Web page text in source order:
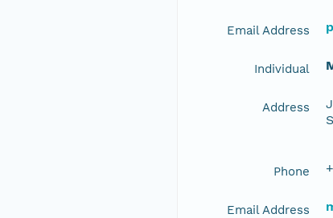
Email Address
Individual
Address
Phone
Email Address